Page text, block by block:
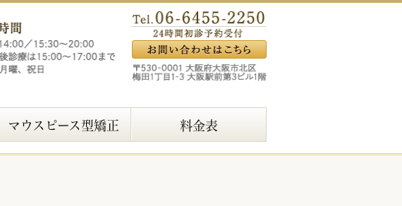
マウスピース型矯正 料金表